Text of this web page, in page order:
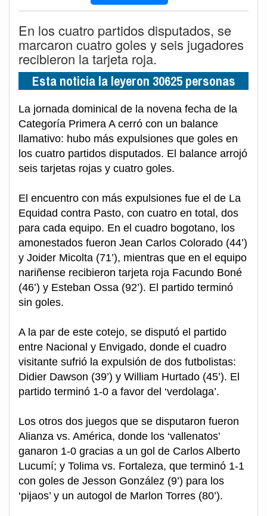
En los cuatro partidos disputados, se
marcaron cuatro goles y seis jugadores
recibieron la tarjeta roja.
Esta noticia la leyeron 30625 personas
La jornada dominical de la novena fecha de la
Categoría Primera A cerró con un balance
llamativo: hubo más expulsiones que goles en
los cuatro partidos disputados. El balance arrojó
seis tarjetas rojas y cuatro goles.
El encuentro con más expulsiones fue el de La
Equidad contra Pasto, con cuatro en total, dos
para cada equipo. En el cuadro bogotano, los
amonestados fueron Jean Carlos Colorado (44’)
y Joider Micolta (71’), mientras que en el equipo
nariñense recibieron tarjeta roja Facundo Boné
(46’) y Esteban Ossa (92’). El partido terminó
sin goles.
A la par de este cotejo, se disputó el partido
entre Nacional y Envigado, donde el cuadro
visitante sufrió la expulsión de dos futbolistas:
Didier Dawson (39’) y William Hurtado (45’). El
partido terminó 1-0 a favor del ‘verdolaga’.
Los otros dos juegos que se disputaron fueron
Alianza vs. América, donde los ‘vallenatos’
ganaron 1-0 gracias a un gol de Carlos Alberto
Lucumí; y Tolima vs. Fortaleza, que terminó 1-1
con goles de Jesson González (9’) para los
‘pijaos’ y un autogol de Marlon Torres (80’).